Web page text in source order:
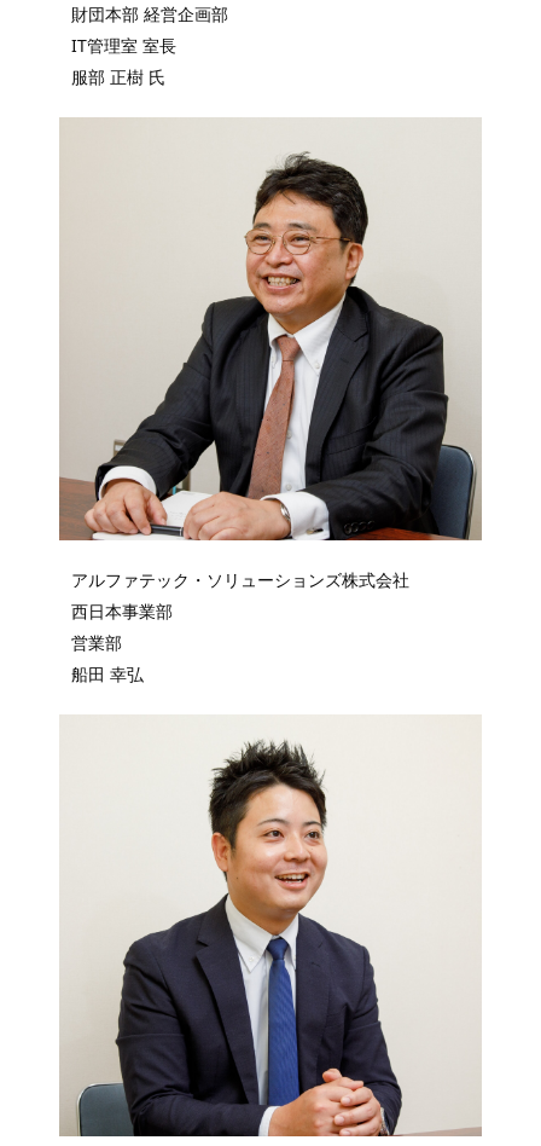
財団本部 経営企画部
IT管理室 室長
服部 正樹 氏
アルファテック・ソリューションズ株式会社
西日本事業部
営業部
船田 幸弘